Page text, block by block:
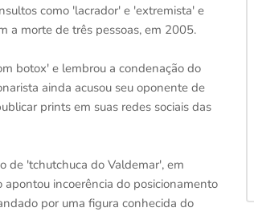
como 'lacrador' e 'extremista' e
a morte de três pessoas, em 2005.
botox' e lembrou a condenação do
ainda acusou seu oponente de
prints em suas redes sociais das
de 'tchutchuca do Valdemar', em
incoerência do posicionamento
por uma figura conhecida do